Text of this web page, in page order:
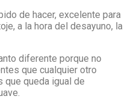
de hacer, excelente para
a la hora del desayuno, la
diferente porque no
que cualquier otro
que queda igual de